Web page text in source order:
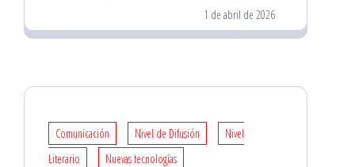
1 de abril de 2026
Comunicación Nivel de Difusión
Nivel
Literario
Nuevas tecnologías